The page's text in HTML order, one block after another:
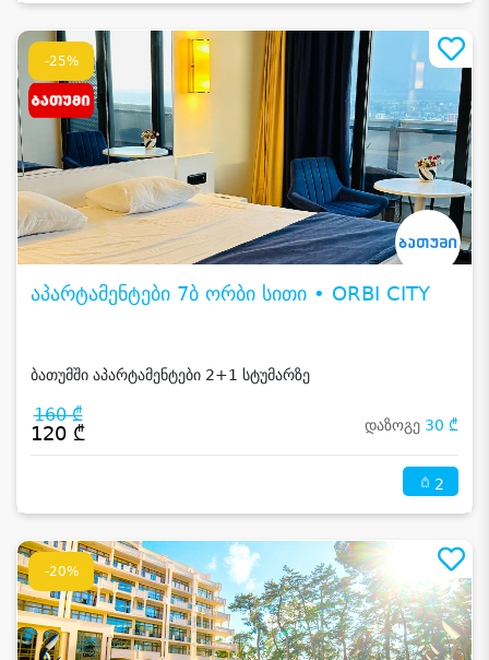
-25%
აპარტამენტები 7ბ ორბი სითი • ORBI CITY
ბათუმში აპარტამენტები 2+1 სტუმარზე
160 ₾
120 ₾ დაზოგე 30 ₾
2
-20%